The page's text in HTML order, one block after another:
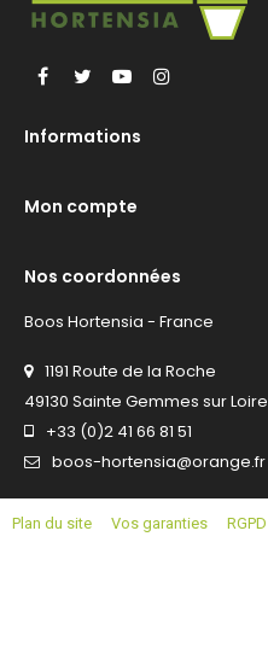
Facebook
Twitter YouTube
Informations
Mon compte
Nos coordonnées
Boos Hortensia - France
1191 Route de la Roche
49130 Sainte Gemmes sur Loire
+33 (0)2 41 66 81 51
boos-hortensia@orange.fr
Plan du site Vos garanties RGPD